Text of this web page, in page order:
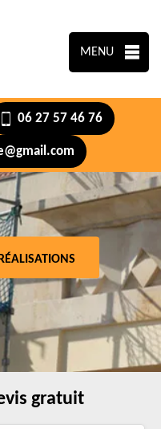
MENU
06 27 57 46 76
RÉALISATIONS
gratuit